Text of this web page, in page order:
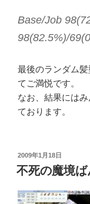
Base/Job
98(82.5%)/
最後のランダム
てご満悦です。
なお、結果には
ております。
投
稿
日:
2009年1月18日
不死の魔境